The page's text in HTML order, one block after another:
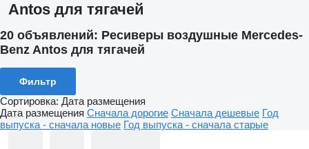
Antos для тягачей
20 объявлений: Ресиверы воздушные Mercedes-
Benz Antos для тягачей
Фильтр
Сортировка: Дата размещения
Дата размещения Сначала дорогие Сначала дешевые Год
выпуска - сначала новые Год выпуска - сначала старые